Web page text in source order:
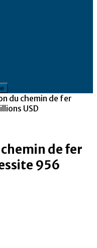
du chemin de fer
USD
de fer
956